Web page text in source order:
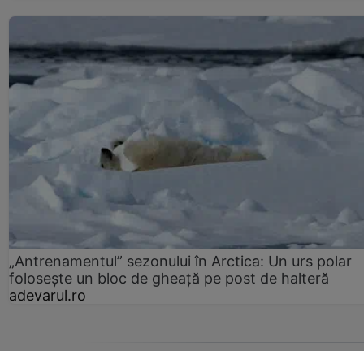
„Antrenamentul” sezonului în Arctica: Un urs polar
folosește un bloc de gheață pe post de halteră
adevarul.ro